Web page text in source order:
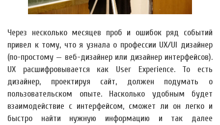
Через несколько месяцев проб и ошибок ряд событий
привел к тому, что я узнала о профессии UX/UI дизайнер
(по-простому — веб-дизайнер или дизайнер интерфейсов).
UX расшифровывается как User Experience. То есть
дизайнер, проектируя сайт, должен подумать о
пользовательском опыте. Насколько удобным будет
взаимодействие с интерфейсом, сможет ли он легко и
быстро найти нужную информацию и так далее